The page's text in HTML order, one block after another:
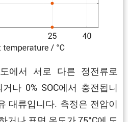
에서 서로 다른 정전류로
나 0% SOC에서 충전됩니
대류입니다. 측정은 전압이